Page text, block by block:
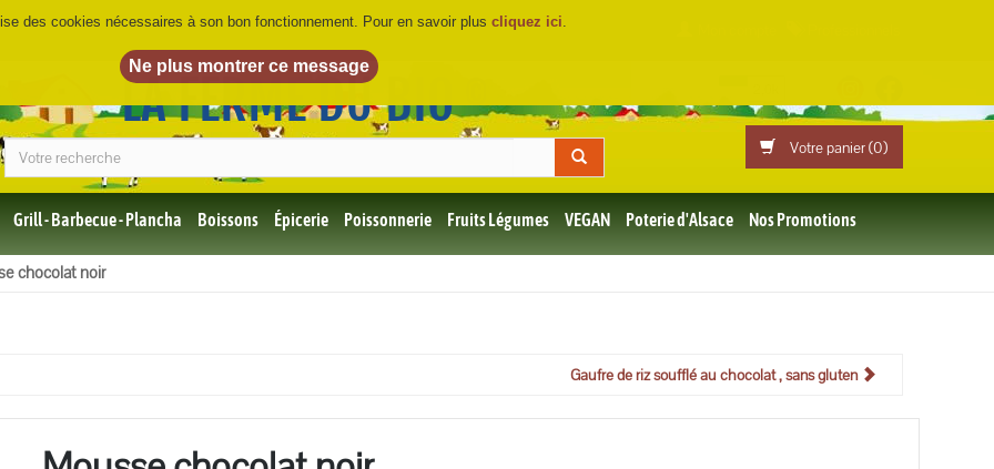
LA FERME DU BIO
Votre panier (0)
Grill - Barbecue - Plancha Boissons Épicerie Poissonnerie Fruits Légumes VEGAN Poterie d'Alsace Nos Promotions
chocolat noir
Gaufre de riz soufflé au chocolat , sans gluten
des cookies nécessaires à son bon fonctionnement. Pour en savoir plus cliquez ici.